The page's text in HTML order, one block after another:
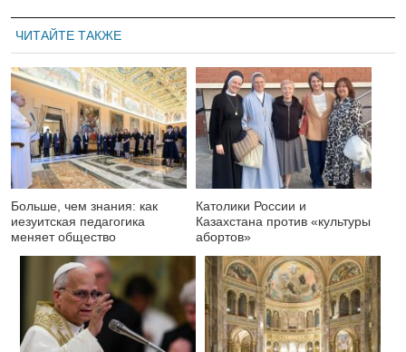
ЧИТАЙТЕ ТАКЖЕ
Больше, чем знания: как
иезуитская педагогика
меняет общество
Католики России и
Казахстана против «культуры
абортов»